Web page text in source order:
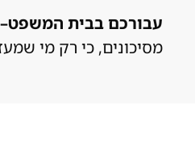
עבורכם בבית המשפט–
מסיכונים, כי רק מי